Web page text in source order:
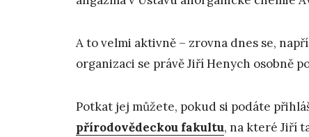
A to velmi aktivně – zrovna dnes se,
organizaci se právě Jiří Henych osobně
Potkat jej můžete, pokud si podáte
přírodovědeckou fakultu, na které Jiří